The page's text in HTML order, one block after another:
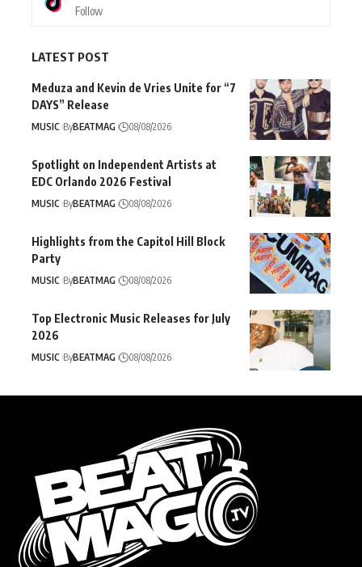
Follow
LATEST POST
Meduza and Kevin de Vries Unite for “7
DAYS” Release
MUSIC ByBEATMAG 08/08/2026
Spotlight on Independent Artists at
EDC Orlando 2026 Festival
MUSIC ByBEATMAG 08/08/2026
Highlights from the Capitol Hill Block
Party
MUSIC ByBEATMAG 08/08/2026
Top Electronic Music Releases for July
2026
MUSIC ByBEATMAG 08/08/2026